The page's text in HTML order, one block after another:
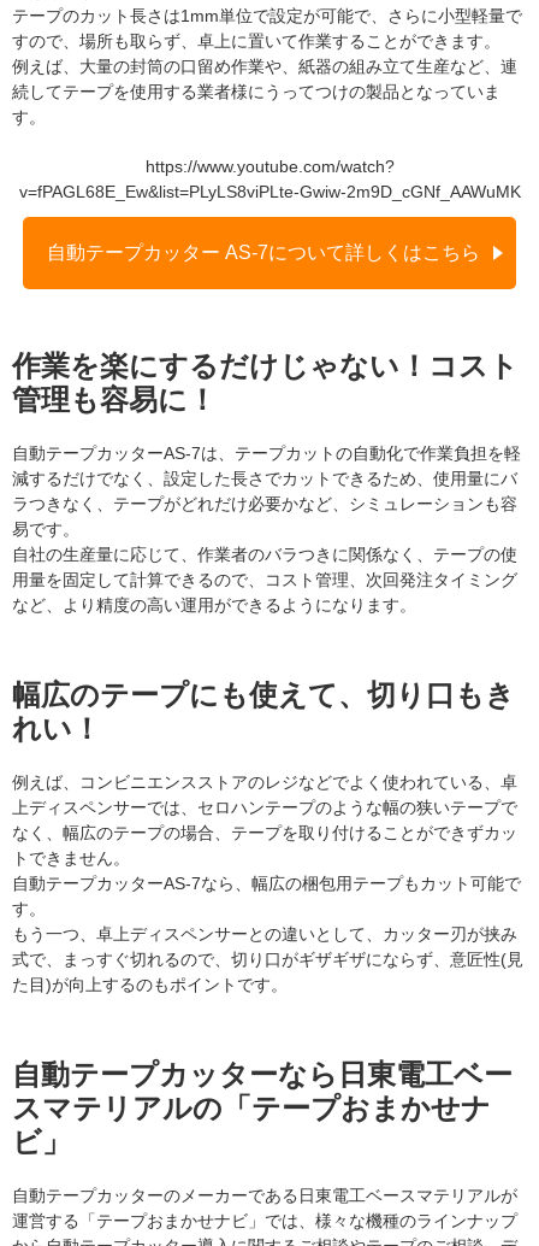
テープのカット長さは1mm単位で設定が可能で、さらに小型軽量で
すので、場所も取らず、卓上に置いて作業することができます。
例えば、大量の封筒の口留め作業や、紙器の組み立て生産など、連
続してテープを使用する業者様にうってつけの製品となっていま
す。
https://www.youtube.com/watch?
v=fPAGL68E_Ew&list=PLyLS8viPLte-Gwiw-2m9D_cGNf_AAWuMK
自動テープカッター AS-7について詳しくはこちら
作業を楽にするだけじゃない！コスト
管理も容易に！
自動テープカッターAS-7は、テープカットの自動化で作業負担を軽
減するだけでなく、設定した長さでカットできるため、使用量にバ
ラつきなく、テープがどれだけ必要かなど、シミュレーションも容
易です。
自社の生産量に応じて、作業者のバラつきに関係なく、テープの使
用量を固定して計算できるので、コスト管理、次回発注タイミング
など、より精度の高い運用ができるようになります。
幅広のテープにも使えて、切り口もき
れい！
例えば、コンビニエンスストアのレジなどでよく使われている、卓
上ディスペンサーでは、セロハンテープのような幅の狭いテープで
なく、幅広のテープの場合、テープを取り付けることができずカッ
トできません。
自動テープカッターAS-7なら、幅広の梱包用テープもカット可能で
す。
もう一つ、卓上ディスペンサーとの違いとして、カッター刃が挟み
式で、まっすぐ切れるので、切り口がギザギザにならず、意匠性(見
た目)が向上するのもポイントです。
自動テープカッターなら日東電工ベー
スマテリアルの「テープおまかせナ
ビ」
自動テープカッターのメーカーである日東電工ベースマテリアルが
運営する「テープおまかせナビ」では、様々な機種のラインナップ